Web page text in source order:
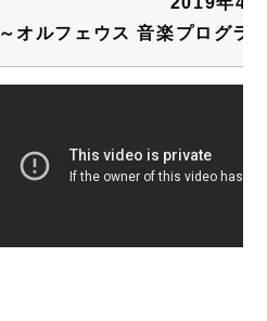
～オルフェウス 音楽プログラ